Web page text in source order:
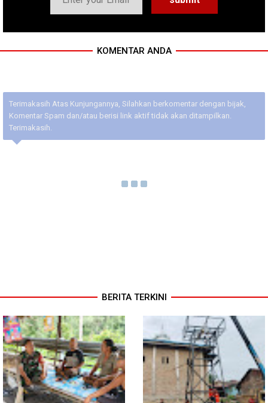
KOMENTAR ANDA
Terimakasih Atas Kunjungannya, Silahkan berkomentar dengan bijak,
Komentar Spam dan/atau berisi link aktif tidak akan ditampilkan.
Terimakasih.
BERITA TERKINI